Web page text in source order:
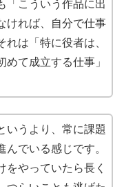
「こういう作品に出
ければ、自分で仕事
れは「特に役者は、
て成立する仕事」
いうより、常に課題
んでいる感じです。
をやっていたら長く